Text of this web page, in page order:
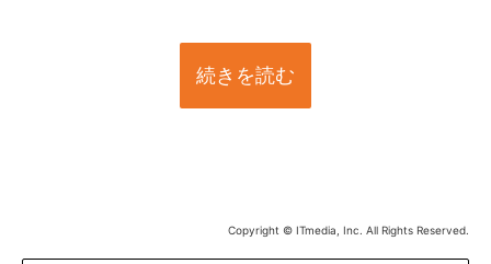
続きを読む
Copyright © ITmedia, Inc. All Rights Reserved.